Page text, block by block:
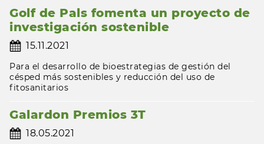
Golf de Pals fomenta un proyecto de
investigación sostenible
15.11.2021
Para el desarrollo de bioestrategias de gestión del
césped más sostenibles y reducción del uso de
fitosanitarios
Galardon Premios 3T
18.05.2021